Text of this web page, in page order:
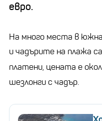
евро.
На много места в
и чадърите на плажа
платени, цената е
шезлонги с чадър.